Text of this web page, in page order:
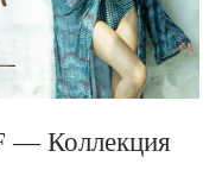
— Коллекция